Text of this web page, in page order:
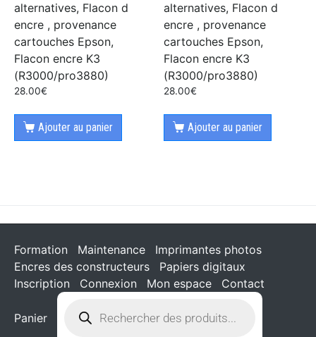
alternatives, Flacon d
encre , provenance
cartouches Epson,
Flacon encre K3
(R3000/pro3880)
28.00€
Ajouter au panier
alternatives, Flacon d
encre , provenance
cartouches Epson,
Flacon encre K3
(R3000/pro3880)
28.00€
Ajouter au panier
Formation Maintenance
Imprimantes photos
Encres des constructeurs
Papiers digitaux
Inscription
Connexion Mon espace Contact
Panier